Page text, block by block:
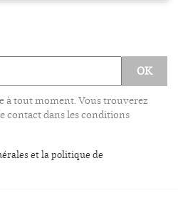
à tout moment. Vous trouverez
contact dans les conditions
et la politique de